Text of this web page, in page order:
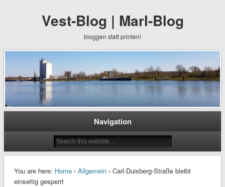
Vest-Blog | Marl-Blog
bloggen statt printen!
Navigation
You are here: Home› Allgemein› Carl-Duisberg-Straße bleibt
einseitig gesperrt